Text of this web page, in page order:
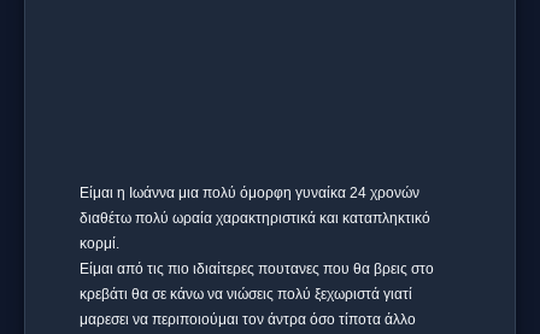
Είμαι η Ιωάννα μια πολύ όμορφη γυναίκα 24 χρονών
διαθέτω πολύ ωραία χαρακτηριστικά και καταπληκτικό
κορμί.
Είμαι από τις πιο ιδιαίτερες πουτανες που θα βρεις στο
κρεβάτι θα σε κάνω να νιώσεις πολύ ξεχωριστά γιατί
μαρεσει να περιποιούμαι τον άντρα όσο τίποτα άλλο